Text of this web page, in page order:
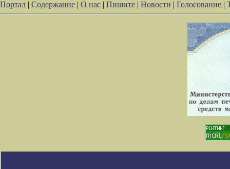
Портал | Содержание | О нас | Пишите | Новости | Голосование |